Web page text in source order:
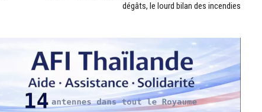
dégâts, le lourd bilan des incendies